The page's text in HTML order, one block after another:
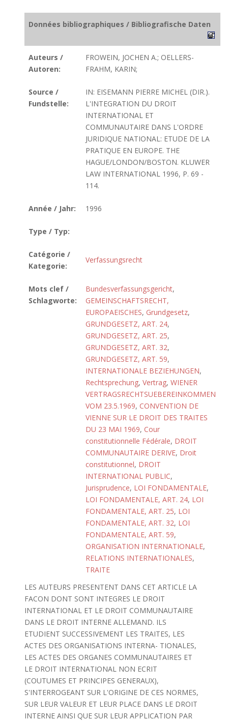
Données bibliographiques / Bibliografische Daten
Auteurs /
Autoren:
FROWEIN, JOCHEN A.; OELLERS-
FRAHM, KARIN;
Source /
Fundstelle:
IN: EISEMANN PIERRE MICHEL (DIR.).
L'INTEGRATION DU DROIT
INTERNATIONAL ET
COMMUNAUTAIRE DANS L'ORDRE
JURIDIQUE NATIONAL: ETUDE DE LA
PRATIQUE EN EUROPE. THE
HAGUE/LONDON/BOSTON. KLUWER
LAW INTERNATIONAL 1996, P. 69 -
114.
Année / Jahr: 1996
Type / Typ:
Catégorie /
Kategorie:
Verfassungsrecht
Mots clef /
Schlagworte:
Bundesverfassungsgericht,
GEMEINSCHAFTSRECHT,
EUROPAEISCHES, Grundgesetz,
GRUNDGESETZ, ART. 24,
GRUNDGESETZ, ART. 25,
GRUNDGESETZ, ART. 32,
GRUNDGESETZ, ART. 59,
INTERNATIONALE BEZIEHUNGEN,
Rechtsprechung, Vertrag, WIENER
VERTRAGSRECHTSUEBEREINKOMMEN
VOM 23.5.1969, CONVENTION DE
VIENNE SUR LE DROIT DES TRAITES
DU 23 MAI 1969, Cour
constitutionnelle Fédérale, DROIT
COMMUNAUTAIRE DERIVE, Droit
constitutionnel, DROIT
INTERNATIONAL PUBLIC,
Jurisprudence, LOI FONDAMENTALE,
LOI FONDAMENTALE, ART. 24, LOI
FONDAMENTALE, ART. 25, LOI
FONDAMENTALE, ART. 32, LOI
FONDAMENTALE, ART. 59,
ORGANISATION INTERNATIONALE,
RELATIONS INTERNATIONALES,
TRAITE
LES AUTEURS PRESENTENT DANS CET ARTICLE LA
FACON DONT SONT INTEGRES LE DROIT
INTERNATIONAL ET LE DROIT COMMUNAUTAIRE
DANS LE DROIT INTERNE ALLEMAND. ILS
ETUDIENT SUCCESSIVEMENT LES TRAITES, LES
ACTES DES ORGANISATIONS INTERNA- TIONALES,
LES ACTES DES ORGANES COMMUNAUTAIRES ET
LE DROIT INTERNATIONAL NON ECRIT
(COUTUMES ET PRINCIPES GENERAUX),
S'INTERROGEANT SUR L'ORIGINE DE CES NORMES,
SUR LEUR VALEUR ET LEUR PLACE DANS LE DROIT
INTERNE AINSI QUE SUR LEUR APPLICATION PAR